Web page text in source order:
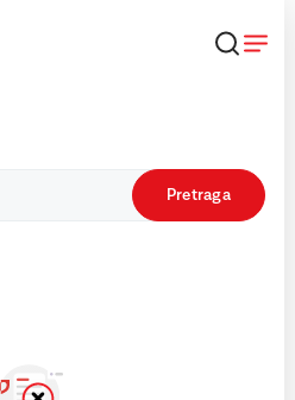
Pretraga